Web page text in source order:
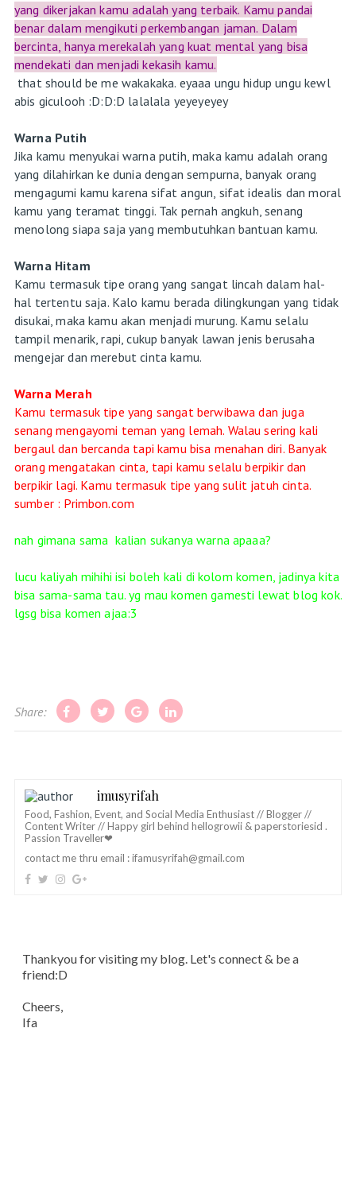
yang dikerjakan kamu adalah yang terbaik. Kamu pandai
benar dalam mengikuti perkembangan jaman. Dalam
bercinta, hanya merekalah yang kuat mental yang bisa
mendekati dan menjadi kekasih kamu.
that should be me wakakaka. eyaaa ungu hidup ungu kewl
abis giculooh :D:D:D lalalala yeyeyeyey
Warna Putih
Jika kamu menyukai warna putih, maka kamu adalah orang
yang dilahirkan ke dunia dengan sempurna, banyak orang
mengagumi kamu karena sifat angun, sifat idealis dan moral
kamu yang teramat tinggi. Tak pernah angkuh, senang
menolong siapa saja yang membutuhkan bantuan kamu.
Warna Hitam
Kamu termasuk tipe orang yang sangat lincah dalam hal-
hal tertentu saja. Kalo kamu berada dilingkungan yang tidak
disukai, maka kamu akan menjadi murung. Kamu selalu
tampil menarik, rapi, cukup banyak lawan jenis berusaha
mengejar dan merebut cinta kamu.
Warna Merah
Kamu termasuk tipe yang sangat berwibawa dan juga
senang mengayomi teman yang lemah. Walau sering kali
bergaul dan bercanda tapi kamu bisa menahan diri. Banyak
orang mengatakan cinta, tapi kamu selalu berpikir dan
berpikir lagi. Kamu termasuk tipe yang sulit jatuh cinta.
sumber : Primbon.com
nah gimana sama kalian sukanya warna apaaa?
lucu kaliyah mihihi isi boleh kali di kolom komen, jadinya kita
bisa sama-sama tau. yg mau komen gamesti lewat blog kok.
lgsg bisa komen ajaa:3
Share:
imusyrifah
Food, Fashion, Event, and Social Media Enthusiast // Blogger //
Content Writer // Happy girl behind hellogrowii & paperstoriesid .
Passion Traveller❤
contact me thru email :ifamusyrifah@gmail.com
Thankyou for visiting my blog. Let's connect & be a
friend:D
Cheers,
Ifa